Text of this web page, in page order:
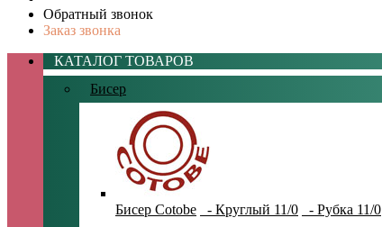
Обратный звонок
Заказ звонка
КАТАЛОГ ТОВАРОВ
Бисер
Бисер Cotobe - Круглый 11/0 - Рубка 11/0